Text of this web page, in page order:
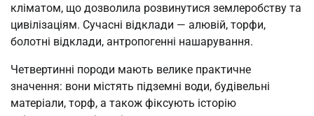
кліматом, що дозволила розвинутися землеробству та
цивілізаціям. Сучасні відклади — алювій, торфи,
болотні відклади, антропогенні нашарування.
Четвертинні породи мають велике практичне
значення: вони містять підземні води, будівельні
матеріали, торф, а також фіксують історію